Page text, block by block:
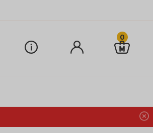
0